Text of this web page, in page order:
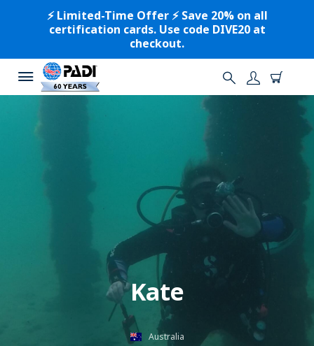
⚡️ Limited-Time Offer ⚡️ Save 20% on all
certification cards. Use code DIVE20 at
checkout.
Kate
Australia